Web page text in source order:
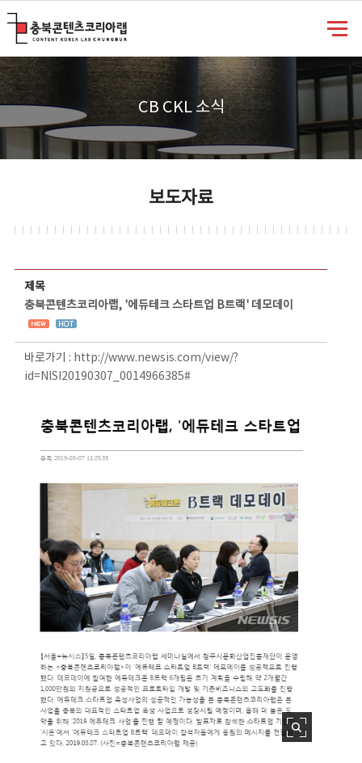
CB CKL 소식
보도자료
제목
충북콘텐츠코리아랩, '에듀테크 스타트업 B트랙' 데모데이
바로가기 : http://www.newsis.com/view/?
id=NISI20190307_0014966385#